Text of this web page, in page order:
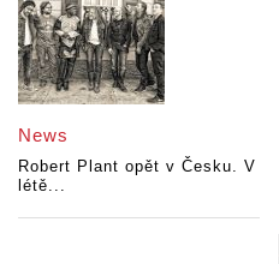
News
Robert Plant opět v Česku. V
létě...